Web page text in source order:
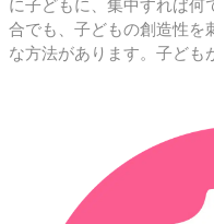
に子どもに、集中すれば何
合でも、子どもの創造性を
な方法があります。子ども